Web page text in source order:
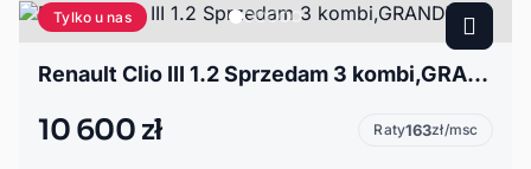
Tylko u nas
Renault Clio III 1.2 Sprzedam 3 kombi,GRANDTUR
10 600 zł Raty163zł/msc